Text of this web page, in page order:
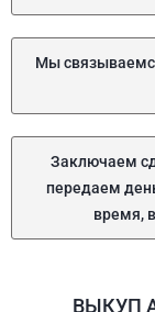
Мы
Заключаем
передаем
время,
ВЫКУП